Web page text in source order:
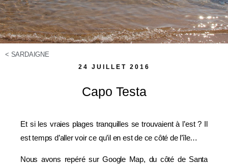
< SARDAIGNE
24 JUILLET 2016
Capo Testa
Et si les vraies plages tranquilles se trouvaient à l’est ? Il
est temps d’aller voir ce qu’il en est de ce côté de l’île…
Nous avons repéré sur Google Map, du côté de Santa